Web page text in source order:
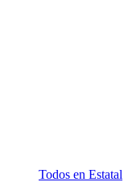
Todos en Estatal